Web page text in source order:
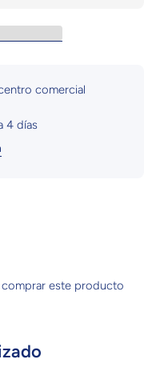
comercial
4 días
comprar este producto